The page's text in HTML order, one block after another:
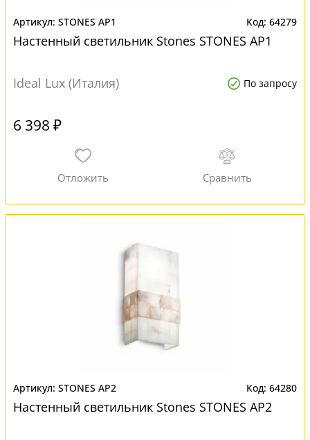
STONES AP1 64279
Настенный светильник Stones STONES AP1
Ideal Lux (Италия) По запросу
6 398 ₽
STONES AP2 64280
Настенный светильник Stones STONES AP2